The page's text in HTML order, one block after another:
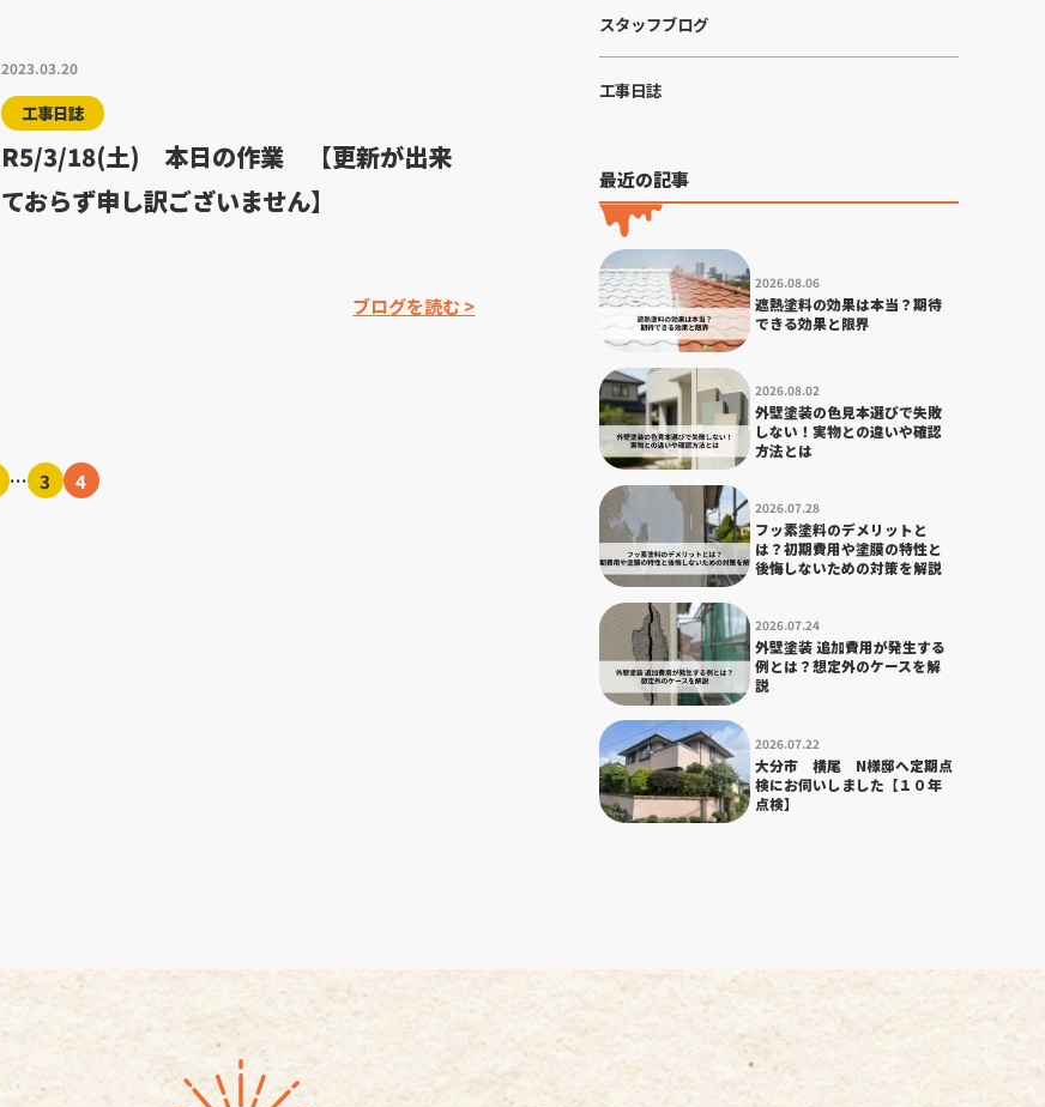
2023.03.20
工事日誌
R5/3/18(土) 本日の作業 【更新が出来
ておらず申し訳ございません】
ブログを読む >
… 3 4
スタッフブログ
工事日誌
最近の記事
2026.08.06
遮熱塗料の効果は本当？期待
できる効果と限界
2026.08.02
外壁塗装の色見本選びで失敗
しない！実物との違いや確認
方法とは
2026.07.28
フッ素塗料のデメリットと
は？初期費用や塗膜の特性と
後悔しないための対策を解説
2026.07.24
外壁塗装 追加費用が発生する
例とは？想定外のケースを解
説
2026.07.22
大分市 横尾 N様邸へ定期点
検にお伺いしました【１０年
点検】